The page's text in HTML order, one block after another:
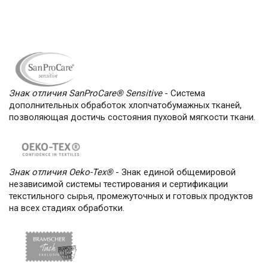
Знак отличия SanProCare® Sensitive - Система
дополнительных обработок хлопчатобумажных тканей,
позволяющая достичь состояния пуховой мягкости ткани.
Знак отличия Oeko-Tex® - Знак единой общемировой
независимой системы тестирования и сертификации
текстильного сырья, промежуточных и готовых продуктов
на всех стадиях обработки.